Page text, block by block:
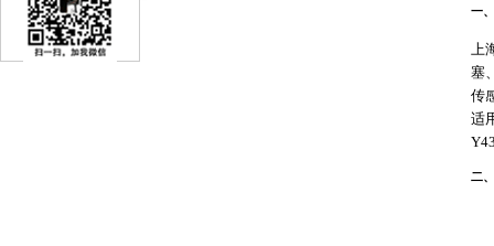
一
上
塞
传
适
二